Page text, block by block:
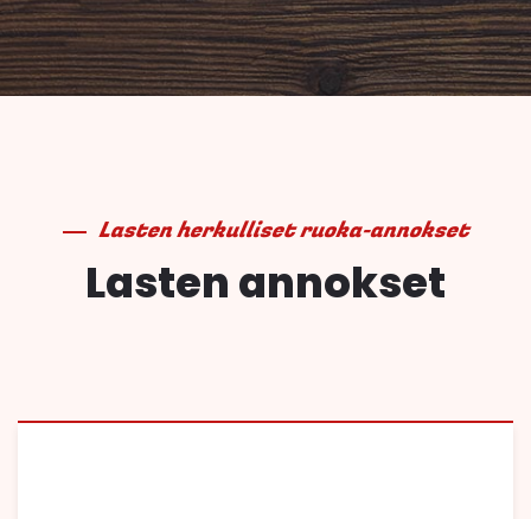
Lasten herkulliset ruoka-annokset
Lasten annokset